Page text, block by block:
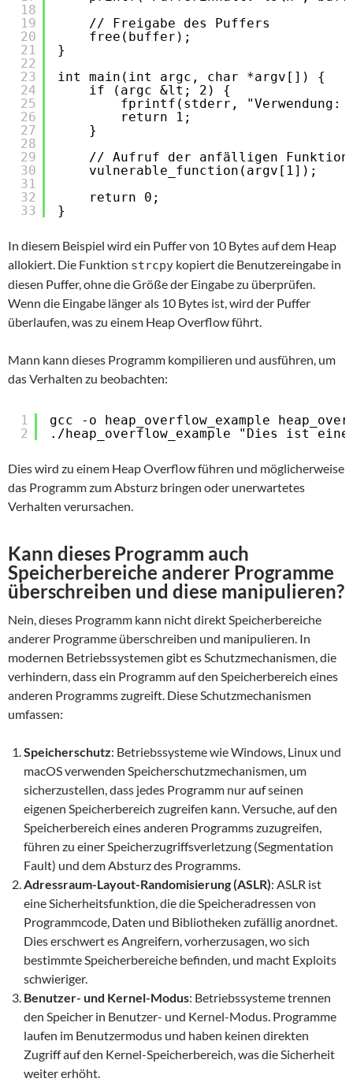
18
19
20
21
22
23
24
25
26
27
28
29
30
31
32
33
// Freigabe des Puffers
free(buffer);
}
int main(int argc, char *argv[]) {
if (argc &lt; 2) {
fprintf(stderr, "Verwendung:
return 1;
}
// Aufruf der anfälligen Funktion
vulnerable_function(argv[1]);
return 0;
}
In diesem Beispiel wird ein Puffer von 10 Bytes auf dem Heap
allokiert. Die Funktion strcpy kopiert die Benutzereingabe in
diesen Puffer, ohne die Größe der Eingabe zu überprüfen.
Wenn die Eingabe länger als 10 Bytes ist, wird der Puffer
überlaufen, was zu einem Heap Overflow führt.
Mann kann dieses Programm kompilieren und ausführen, um
das Verhalten zu beobachten:
1
2
gcc -o heap_overflow_example
./heap_overflow_example "Dies ist
Dies wird zu einem Heap Overflow führen und möglicherweise
das Programm zum Absturz bringen oder unerwartetes
Verhalten verursachen.
Kann dieses Programm auch
Speicherbereiche anderer Programme
überschreiben und diese manipulieren?
Nein, dieses Programm kann nicht direkt Speicherbereiche
anderer Programme überschreiben und manipulieren. In
modernen Betriebssystemen gibt es Schutzmechanismen, die
verhindern, dass ein Programm auf den Speicherbereich eines
anderen Programms zugreift. Diese Schutzmechanismen
umfassen:
Speicherschutz: Betriebssysteme wie Windows, Linux und
macOS verwenden Speicherschutzmechanismen, um
sicherzustellen, dass jedes Programm nur auf seinen
eigenen Speicherbereich zugreifen kann. Versuche, auf den
Speicherbereich eines anderen Programms zuzugreifen,
führen zu einer Speicherzugriffsverletzung (Segmentation
Fault) und dem Absturz des Programms.
Adressraum-Layout-Randomisierung (ASLR): ASLR ist
eine Sicherheitsfunktion, die die Speicheradressen von
Programmcode, Daten und Bibliotheken zufällig anordnet.
Dies erschwert es Angreifern, vorherzusagen, wo sich
bestimmte Speicherbereiche befinden, und macht Exploits
schwieriger.
Benutzer- und Kernel-Modus: Betriebssysteme trennen
den Speicher in Benutzer- und Kernel-Modus. Programme
laufen im Benutzermodus und haben keinen direkten
Zugriff auf den Kernel-Speicherbereich, was die Sicherheit
weiter erhöht.